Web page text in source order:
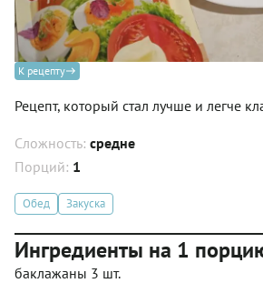
К рецепту
Рецепт, который стал лучше и легче
Сложность: средне
Порций: 1
Обед Закуска
Ингредиенты на 1
баклажаны 3 шт.